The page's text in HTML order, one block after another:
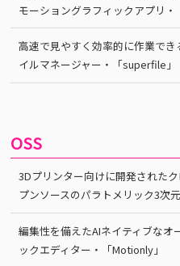
モーショングラフィックアプリ・
高速で見やすく効率的に作業で
イルマネージャー・「superfile」
OSS
3Dプリンター向けに開発された
プンソースのパラトメリック3次
編集性を備えたAIネイティブなオ
ックエディター・「Motionly」